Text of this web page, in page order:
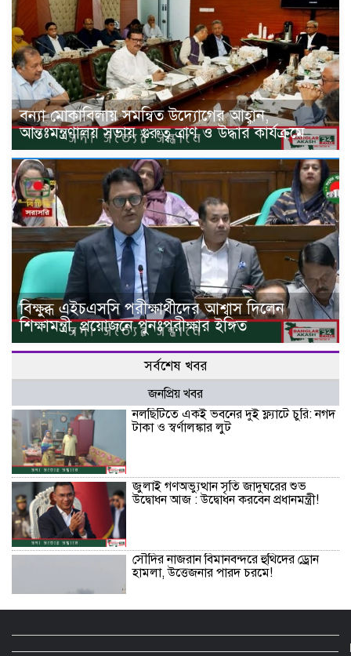
বন্যা মোকাবিলায় সমন্বিত উদ্যোগের আহ্বান,
আন্তঃমন্ত্রণালয় সভায় গুরুত্ব ত্রাণ ও উদ্ধার কার্যক্রমে
বিক্ষুব্ধ এইচএসসি পরীক্ষার্থীদের আশ্বাস দিলেন
শিক্ষামন্ত্রী, প্রয়োজনে পুনঃপরীক্ষার ইঙ্গিত
সর্বশেষ খবর
জনপ্রিয় খবর
নলছিটিতে একই ভবনের দুই ফ্ল্যাটে চুরি: নগদ
টাকা ও স্বর্ণালঙ্কার লুট
জুলাই গণঅভ্যুত্থান সৃতি জাদুঘরের শুভ
উদ্বোধন আজ : উদ্বোধন করবেন প্রধানমন্ত্রী!
সৌদির নাজরান বিমানবন্দরে হুথিদের ড্রোন
হামলা, উত্তেজনার পারদ চরমে!
শাহজালালে পড়ে থাকা ১২টি উড়োজাহাজ